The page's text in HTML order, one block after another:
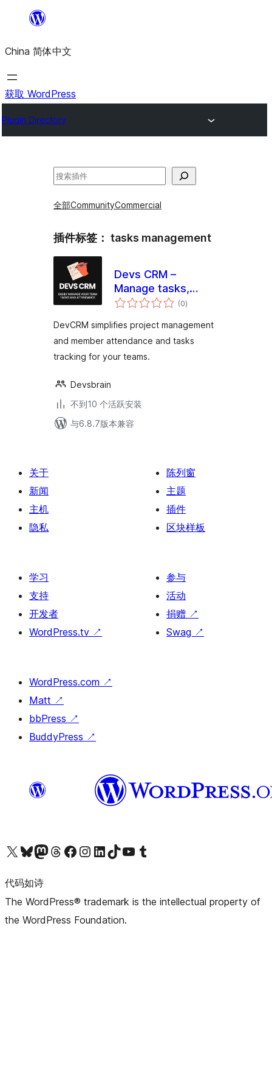
内
容
China 简体中文
获取 WordPress
Plugin Directory
搜
全部CommunityCommercial
插件标签： tasks management
Devs CRM –
Manage tasks,
attendance and
(0总
评)
DevCRM simplifies project management
and member attendance and tasks
tracking for your teams.
Devsbrain
不到10 个活跃安装
与6.8.7版本兼容
关于
新闻
主机
隐私
陈列窗
主题
插件
区块样板
学习
支持
开发者
WordPress.tv ↗
参与
活动
捐赠 ↗
Swag ↗
WordPress.com ↗
Matt ↗
bbPress ↗
BuddyPress ↗
关注我们的 X（原 Twitter）账号访问我们的 Bluesky 账号关注我们的 Mastodon 账号访问我们的 Threads 账号 访问我们的 Facebook 公共主页关注我们的 Instagram 账号 关注我们的 LinkedIn 主页访问我们的 TikTok 账号访问我们的 YouTube 频道 访问我们的 Tumblr 账号
代码如诗
The WordPress® trademark is the intellectual property of
the WordPress Foundation.